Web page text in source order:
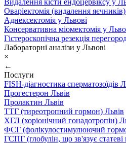
Видалення кісти ендоцервіксу у
Оваріектомія (видалення
Аднексектомія у Львові
Консервативна міомектомія у
Гістероскопічна резекція
Лабораторні аналізи у Львові
×
←
Послуги
FISH-діагностика сперматозоїдів
Прогестерон Львів
Пролактин Львів
ТТГ (тиреотропний гормон) Львів
ХГЛ (хоріонічний гонадотропін)
ФСГ (фолікулостимулюючий
ГСПГ (глобулін, що зв'язує